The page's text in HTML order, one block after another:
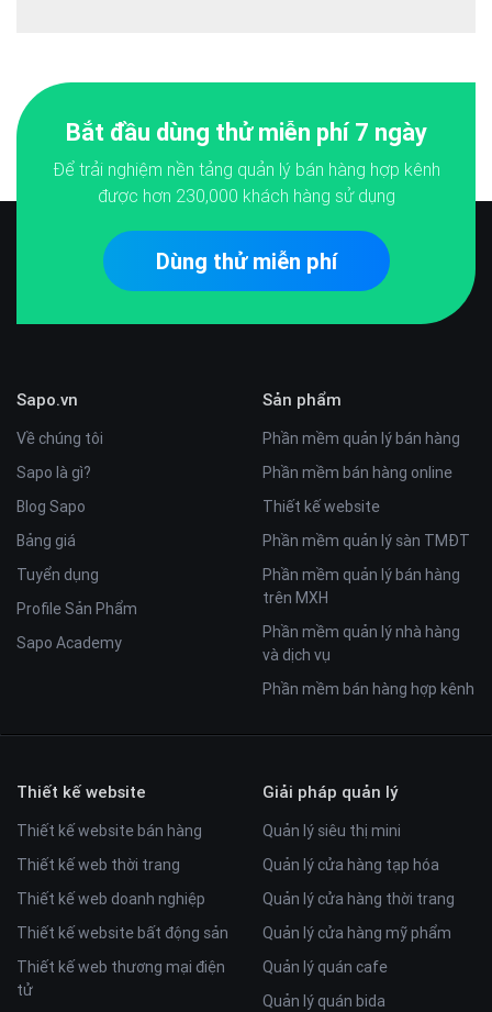
Bắt đầu dùng thử miễn phí 7 ngày
Để trải nghiệm nền tảng quản lý bán hàng hợp kênh
được hơn 230,000 khách hàng sử dụng
Dùng thử miễn phí
Sapo.vn
Về chúng tôi
Sapo là gì?
Blog Sapo
Bảng giá
Tuyển dụng
Profile Sản Phẩm
Sapo Academy
Sản phẩm
Phần mềm quản lý bán hàng
Phần mềm bán hàng online
Thiết kế website
Phần mềm quản lý sàn TMĐT
Phần mềm quản lý bán hàng
trên MXH
Phần mềm quản lý nhà hàng
và dịch vụ
Phần mềm bán hàng hợp kênh
Thiết kế website
Thiết kế website bán hàng
Thiết kế web thời trang
Thiết kế web doanh nghiệp
Thiết kế website bất động sản
Thiết kế web thương mại điện
tử
Giải pháp quản lý
Quản lý siêu thị mini
Quản lý cửa hàng tạp hóa
Quản lý cửa hàng thời trang
Quản lý cửa hàng mỹ phẩm
Quản lý quán cafe
Quản lý quán bida